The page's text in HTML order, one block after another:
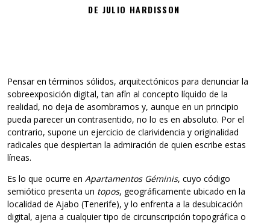
DE JULIO HARDISSON
Pensar en términos sólidos, arquitectónicos para denunciar la
sobreexposición digital, tan afín al concepto líquido de la
realidad, no deja de asombrarnos y, aunque en un principio
pueda parecer un contrasentido, no lo es en absoluto. Por el
contrario, supone un ejercicio de clarividencia y originalidad
radicales que despiertan la admiración de quien escribe estas
líneas.
Es lo que ocurre en Apartamentos Géminis, cuyo código
semiótico presenta un topos, geográficamente ubicado en la
localidad de Ajabo (Tenerife), y lo enfrenta a la desubicación
digital, ajena a cualquier tipo de circunscripción topográfica o